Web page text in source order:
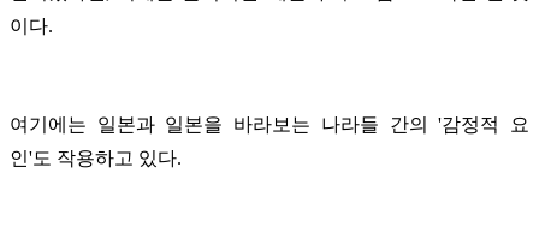
이다.
여기에는 일본과 일본을 바라보는 나라들 간의 '감정적 요
인'도 작용하고 있다.